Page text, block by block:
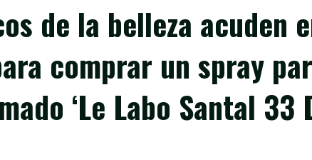
de la belleza acuden
comprar un spray
‘Le Labo Santal 33